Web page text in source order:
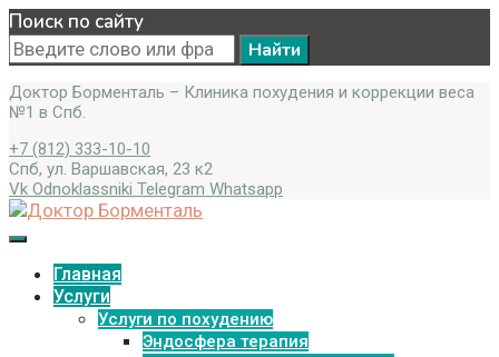
Поиск по сайту
Search
for:
Доктор Борменталь – Клиника похудения и коррекции веса
№1 в Спб.
+7 (812) 333-10-10
Спб, ул. Варшавская, 23 к2
Vk Odnoklassniki Telegram Whatsapp
Главная
Услуги
Услуги по похудению
Эндосфера терапия